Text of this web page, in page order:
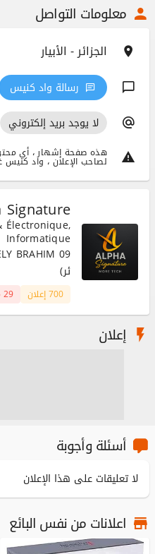
معلومات التواصل
الجزائر - الأبيار
رسالة واد كنيس
لا يوجد بريد إلكتروني
هذه صفحة إشهار ، أي
لصاحب الإعلان ، واد
Signature
Électronique,
Informatique
ئر)
700 إعلان 29 مشترك
إعلان
أسئلة وأجوبة
لا تعليقات على هذا الإعلان
اعلانات من نفس البائع